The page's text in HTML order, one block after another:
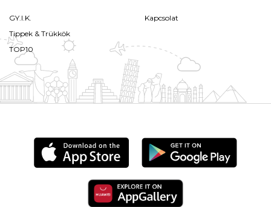
GY.I.K.
Tippek & Trükkök
TOP10
Kapcsolat